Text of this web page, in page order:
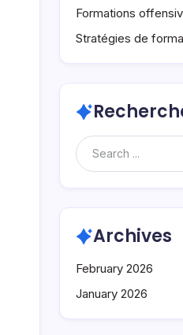
Formations
Stratégies de
Archives
February 2026
January 2026